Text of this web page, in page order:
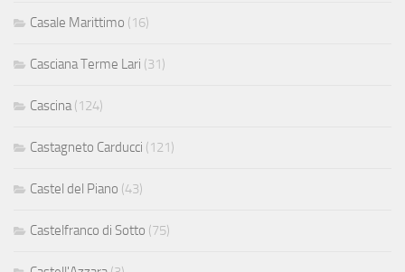
Casale Marittimo (16)
Casciana Terme Lari (31)
Cascina (124)
Castagneto Carducci (121)
Castel del Piano (43)
Castelfranco di Sotto (75)